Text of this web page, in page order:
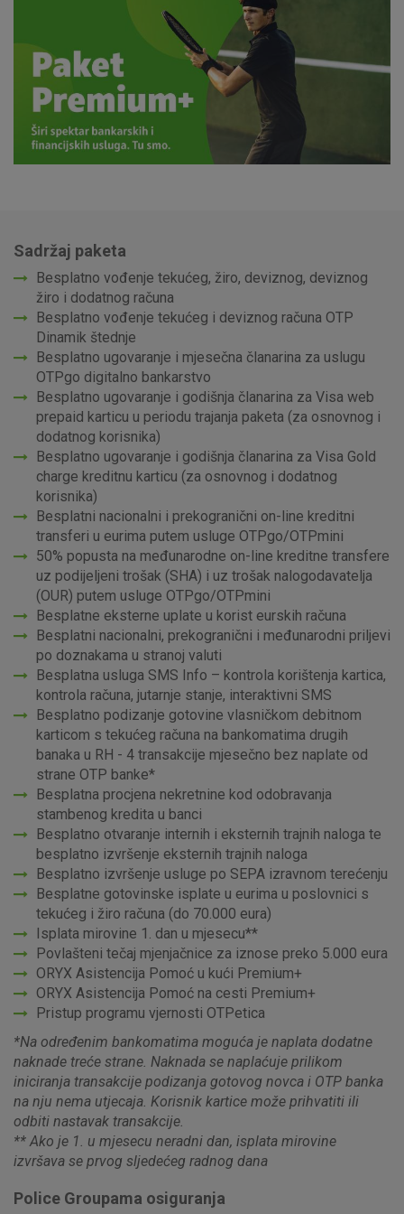
Sadržaj paketa
Besplatno vođenje tekućeg, žiro, deviznog, deviznog
žiro i dodatnog računa
Besplatno vođenje tekućeg i deviznog računa OTP
Dinamik štednje
Besplatno ugovaranje i mjesečna članarina za uslugu
OTPgo digitalno bankarstvo
Besplatno ugovaranje i godišnja članarina za Visa web
prepaid karticu u periodu trajanja paketa (za osnovnog i
dodatnog korisnika)
Besplatno ugovaranje i godišnja članarina za Visa Gold
charge kreditnu karticu (za osnovnog i dodatnog
korisnika)
Besplatni nacionalni i prekogranični on-line kreditni
transferi u eurima putem usluge OTPgo/OTPmini
50% popusta na međunarodne on-line kreditne transfere
uz podijeljeni trošak (SHA) i uz trošak nalogodavatelja
(OUR) putem usluge OTPgo/OTPmini
Besplatne eksterne uplate u korist eurskih računa
Besplatni nacionalni, prekogranični i međunarodni priljevi
po doznakama u stranoj valuti
Besplatna usluga SMS Info – kontrola korištenja kartica,
kontrola računa, jutarnje stanje, interaktivni SMS
Besplatno podizanje gotovine vlasničkom debitnom
karticom s tekućeg računa na bankomatima drugih
banaka u RH - 4 transakcije mjesečno bez naplate od
strane OTP banke*
Besplatna procjena nekretnine kod odobravanja
stambenog kredita u banci
Besplatno otvaranje internih i eksternih trajnih naloga te
besplatno izvršenje eksternih trajnih naloga
Besplatno izvršenje usluge po SEPA izravnom terećenju
Besplatne gotovinske isplate u eurima u poslovnici s
tekućeg i žiro računa (do 70.000 eura)
Isplata mirovine 1. dan u mjesecu**
Povlašteni tečaj mjenjačnice za iznose preko 5.000 eura
ORYX Asistencija Pomoć u kući Premium+
ORYX Asistencija Pomoć na cesti Premium+
Pristup programu vjernosti OTPetica
*Na određenim bankomatima moguća je naplata dodatne
naknade treće strane. Naknada se naplaćuje prilikom
iniciranja transakcije podizanja gotovog novca i OTP banka
na nju nema utjecaja. Korisnik kartice može prihvatiti ili
odbiti nastavak transakcije.
** Ako je 1. u mjesecu neradni dan, isplata mirovine
izvršava se prvog sljedećeg radnog dana
Police Groupama osiguranja